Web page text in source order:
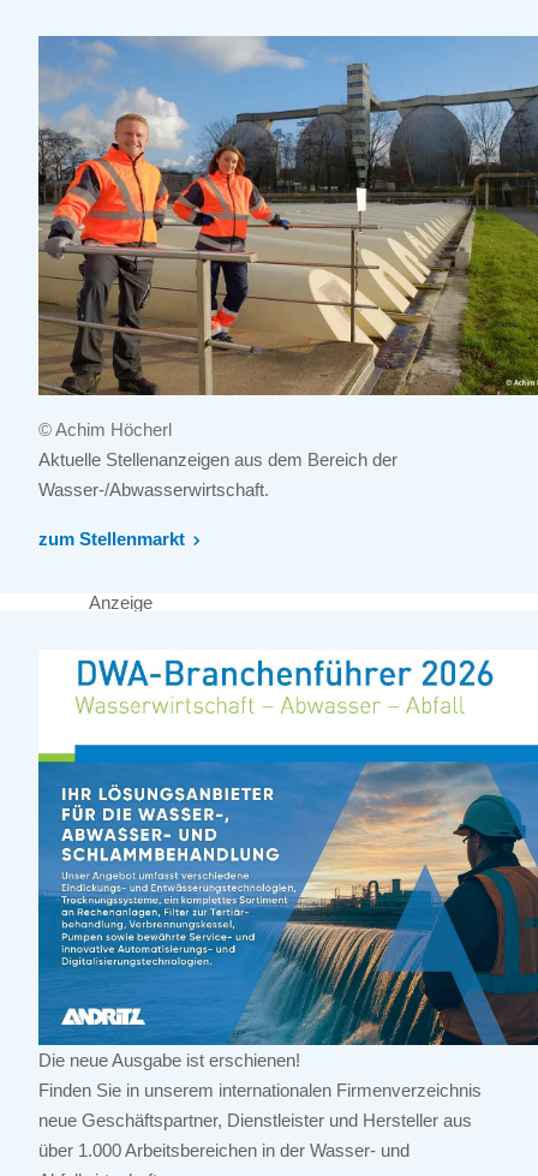
© Achim Höcherl
Aktuelle Stellenanzeigen aus dem Bereich der
Wasser-/Abwasserwirtschaft.
zum Stellenmarkt
Anzeige
Die neue Ausgabe ist erschienen!
Finden Sie in unserem internationalen Firmenverzeichnis
neue Geschäftspartner, Dienstleister und Hersteller aus
über 1.000 Arbeitsbereichen in der Wasser- und